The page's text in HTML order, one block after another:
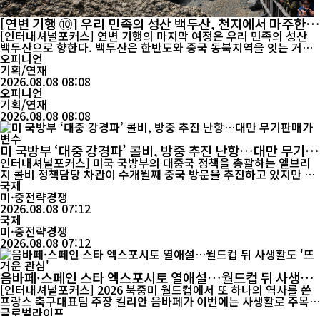
[연변 기행 ⑩] 우리 민족의 성산 백두산, 천지에서 마주한
역사의 숨결
[인터내셔널포커스] 연변 기행의 마지막 여정은 우리 민족의 성산
백두산으로 향한다. 백두산은 한반도와 중국 동북지역을 잇는 거대
한 산줄기의 중심이자, 오랜 세월 우리 민족의 역사와 문화, 정신세
계 속에 깊이 자리해온 상징적 공간이다. 애국가의 첫 구절에 등장할
만큼 백두산은 한국인에게 단순한 산을 넘어 민족의 뿌리와 기상을
오피니언
기획/연재
2026.08.08 08:08
오피니언
기획/연재
2026.08.08 08:08
미 국방부 ‘대중 강경파’ 콜비, 방중 추진 난항…대만 무기판
매가 변수
인터내셔널포커스] 미국 국방부의 대중국 정책을 총괄하는 엘브리
지 콜비 정책담당 차관이 수개월째 중국 방문을 추진하고 있지만 중
국 측의 초청을 받지 못하고 있는 것으로 전해졌다. 대만에 대한 미
국의 무기판매와 미중 전략경쟁이 양국 군사 교류에도 영향을 미치
고 있다는 분석이 나온다. 미 정치전문매체 폴리티코는 6일(현지시
간) 복수의 소식통을 인용해 콜비 차관이 중국 방문을 적극 추진해 ...
국제
미·중전략경쟁
2026.08.08 07:12
국제
미·중전략경쟁
2026.08.08 07:12
음바페·스페인 스타 엑스포시토 열애설…월드컵 뒤 사생활
도 '뜨거운 관심'
[인터내셔널포커스] 2026 북중미 월드컵에서 또 하나의 역사를 쓴
프랑스 축구대표팀 주장 킬리안 음바페가 이번에는 사생활로 주목받